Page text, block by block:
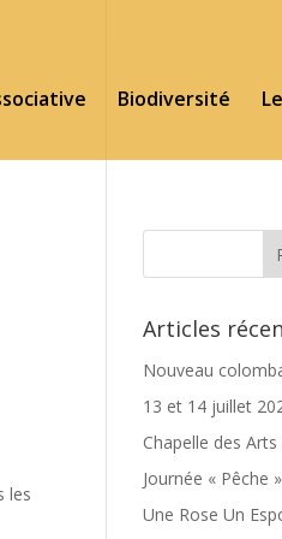
Biodiversité
les
Articles
Nouveau
13 et 14 juillet
Chapelle des Arts
Journée « Pêche »
Une Rose Un